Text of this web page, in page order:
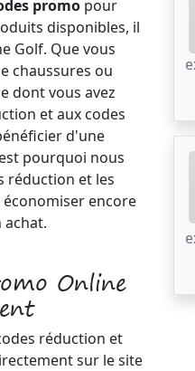
promo pour
disponibles, il
Golf. Que vous
chaussures ou
dont vous avez
et aux codes
d'une
pourquoi nous
réduction et les
encore
Online
réduction et
sur le site